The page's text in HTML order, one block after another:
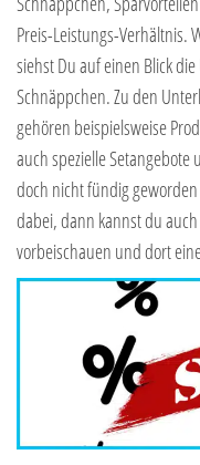
Preis-Leistungs-Verhältnis.
siehst Du auf einen Blick
Schnäppchen. Zu den
gehören beispielsweise
auch spezielle
doch nicht fündig
dabei, dann kannst du
vorbeischauen und dort